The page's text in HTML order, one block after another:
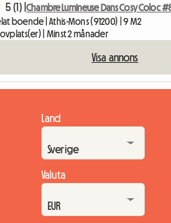
5 (1) |Chambre Lumineuse Dans Cosy Coloc
boende | Athis-Mons (91200) | 9 M2
| Minst 2 månader
Visa annons
Land
Valuta